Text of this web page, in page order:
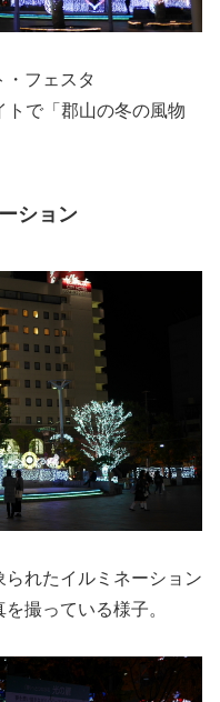
・フェスタ
トで「郡山の冬の風物
ション
れたイルミネーション
撮っている様子。